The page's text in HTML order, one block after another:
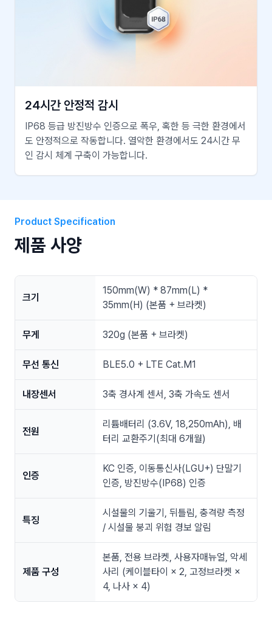
24시간 안정적 감시
IP68 등급 방진방수 인증으로 폭우, 혹한 등 극한 환경에서
도 안정적으로 작동합니다. 열악한 환경에서도 24시간 무
인 감시 체계 구축이 가능합니다.
Product Specification
제품 사양
크기
150mm(W) * 87mm(L) *
35mm(H) (본품 + 브라켓)
무게 320g (본품 + 브라켓)
무선 통신 BLE5.0 + LTE Cat.M1
내장센서 3축 경사계 센서, 3축 가속도 센서
전원
리튬배터리 (3.6V, 18,250mAh), 배
터리 교환주기(최대 6개월)
인증
KC 인증, 이동통신사(LGU+) 단말기
인증, 방진방수(IP68) 인증
특징
시설물의 기울기, 뒤틀림, 충격량 측정
/ 시설물 붕괴 위험 경보 알림
제품 구성
본품, 전용 브라켓, 사용자매뉴얼, 악세
사리 (케이블타이 × 2, 고정브라켓 ×
4, 나사 × 4)